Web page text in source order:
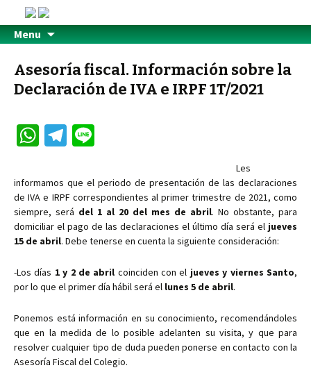
Menu
Asesoría fiscal. Información sobre la
Declaración de IVA e IRPF 1T/2021
W
at
sA
p
p
Te
gr
a
m
e
Les
informamos que el periodo de presentación de las declaraciones
de IVA e IRPF correspondientes al primer trimestre de 2021, como
siempre, será del 1 al 20 del mes de abril. No obstante, para
domiciliar el pago de las declaraciones el último día será el jueves
15 de abril. Debe tenerse en cuenta la siguiente consideración:
-Los días 1 y 2 de abril coinciden con el jueves y viernes Santo,
por lo que el primer día hábil será el lunes 5 de abril.
Ponemos está información en su conocimiento, recomendándoles
que en la medida de lo posible adelanten su visita, y que para
resolver cualquier tipo de duda pueden ponerse en contacto con la
Asesoría Fiscal del Colegio.